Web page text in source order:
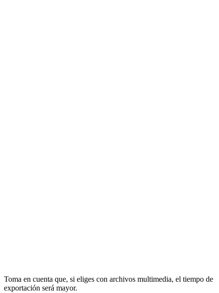
Toma en cuenta que, si eliges con archivos multimedia, el tiempo de
exportación será mayor.